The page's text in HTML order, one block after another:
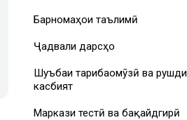
Барномаҳои таълимӣ
Ҷадвали дарсҳо
Шуъбаи таҷрибаомӯзӣ ва рушди
касбият
Маркази тестӣ ва бақайдгирӣ